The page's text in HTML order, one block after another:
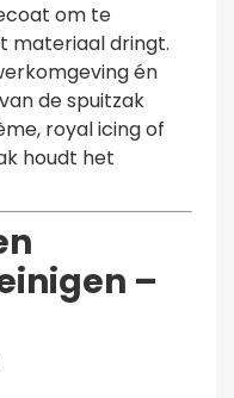
om te
materiaal dringt.
én
de spuitzak
royal icing of
houdt het
–